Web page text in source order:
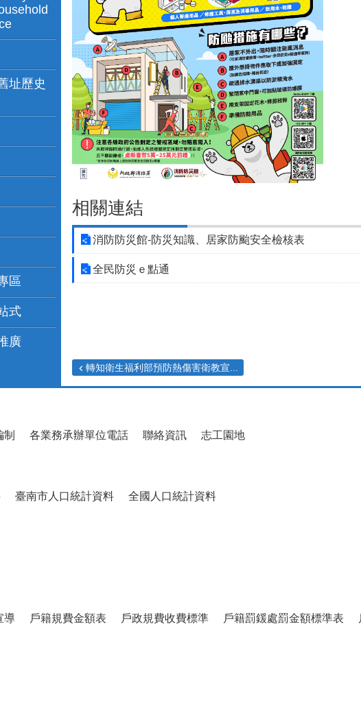
址歷史
區
式
廣
相關連結
消防防災館-防災知識、居家防颱安全檢核表
全民防災ｅ點通
轉知衛生福利部預防熱傷害衛教宣...
制 各業務承辦單位電話 聯絡資訊 志工園地
臺南市人口統計資料 全國人口統計資料
導 戶籍規費金額表 戶政規費收費標準 戶籍罰鍰處罰金額標準表